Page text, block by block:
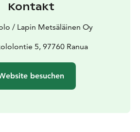
Kontakt
/ Lapin Metsäläinen Oy
5, 97760 Ranua
besuchen